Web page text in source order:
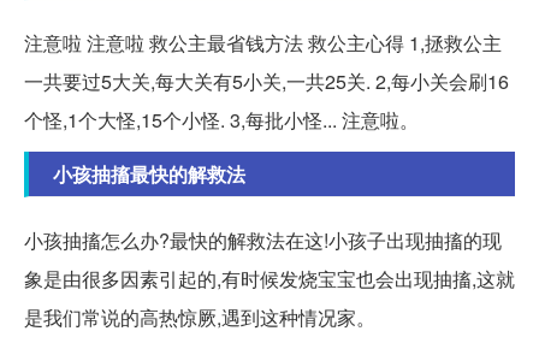
注意啦 注意啦 救公主最省钱方法 救公主心得 1,拯救公主
一共要过5大关,每大关有5小关,一共25关. 2,每小关会刷16
个怪,1个大怪,15个小怪. 3,每批小怪... 注意啦。
小孩抽搐最快的解救法
小孩抽搐怎么办?最快的解救法在这!小孩子出现抽搐的现
象是由很多因素引起的,有时候发烧宝宝也会出现抽搐,这就
是我们常说的高热惊厥,遇到这种情况家。